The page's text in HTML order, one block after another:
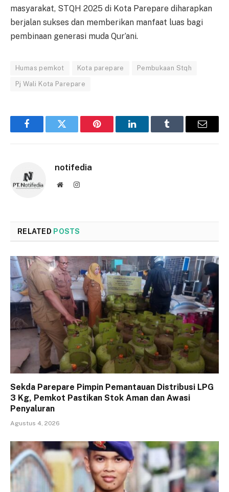
masyarakat, STQH 2025 di Kota Parepare diharapkan
berjalan sukses dan memberikan manfaat luas bagi
pembinaan generasi muda Qur’ani.
Humas pemkot Kota parepare Pembukaan Stqh
Pj Wali Kota Parepare
FacebookTwitter Pinterest LinkedInTumblr Email
notifedia
WebsiteInstagram
RELATED POSTS
Sekda Parepare Pimpin Pemantauan Distribusi LPG
3 Kg, Pemkot Pastikan Stok Aman dan Awasi
Penyaluran
Agustus 4, 2026